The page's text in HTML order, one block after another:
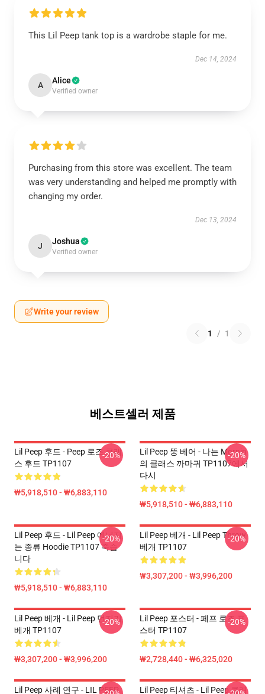
This Lil Peep tank top is a wardrobe staple for me.
Dec 14, 2024
A Alice
Verified owner
Purchasing from this store was excellent. The team
was very understanding and helped me promptly with
changing my order.
Dec 13, 2024
J Joshua
Verified owner
Write your review
1 / 1
베스트셀러 제품
Lil Peep 후드 - Peep 로즈 클래
스 후드 TP1107
₩5,918,510 - ₩6,883,110
-20%
Lil Peep 뚱 베어 - 나는 Mornin
의 클래스 까마귀 TP1107에서
다시
₩5,918,510 - ₩6,883,110
-20%
Lil Peep 후드 - Lil Peep 에너지
는 종류 Hoodie TP1107 죽습
니다
₩5,918,510 - ₩6,883,110
-20%
Lil Peep 베개 - Lil Peep Throw
베개 TP1107
₩3,307,200 - ₩3,996,200
-20%
Lil Peep 베개 - Lil Peep 던지기
베개 TP1107
₩3,307,200 - ₩3,996,200
-20%
Lil Peep 포스터 - 페프 로즈 포
스터 TP1107
₩2,728,440 - ₩6,325,020
-20%
Lil Peep 사례 연구 - LIL PEEP
Lil Peep 티셔츠 - Lil Peep 클래